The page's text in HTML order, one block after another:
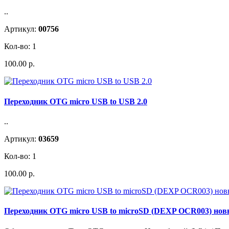
..
Артикул: 00756
Кол-во: 1
100.00 р.
Переходник OTG micro USB to USB 2.0
..
Артикул: 03659
Кол-во: 1
100.00 р.
Переходник OTG micro USB to microSD (DEXP OCR003)